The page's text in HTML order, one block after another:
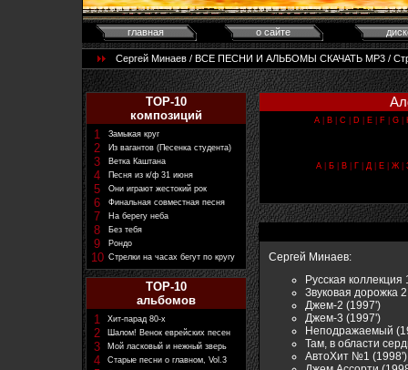
главная о сайте
Сергей Минаев / ВСЕ ПЕСНИ И АЛЬБОМЫ СКАЧАТЬ MP3 / Стр.
TOP-10
композиций
1
Замыкая круг
2 Из вагантов (Песенка студента)
3 Ветка Каштана
4 Песня из к/ф 31 июня
5 Они играют жестокий рок
6 Финальная совместная песня
7 На берегу неба
8 Без тебя
9 Рондо
10 Стрелки на часах бегут по кругу
TOP-10
альбомов
1
Хит-парад 80-х
2 Шалом! Венок еврейских песен
3 Мой ласковый и нежный зверь
4 Старые песни о главном, Vol.3
A B C D E F G
А| Б| В| Г| Д| Е| Ж|
Сергей Минаев:
Русская коллекция
Звуковая дорожка
Джем-2 (1997')
Джем-3 (1997')
Неподражаемый
Там, в области
АвтоХит №1 (1998')